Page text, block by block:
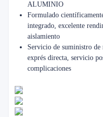
ALUMINIO
Formulado
integrado, excelente
aislamiento
Servicio de suministro de
exprés directa, servicio
complicaciones